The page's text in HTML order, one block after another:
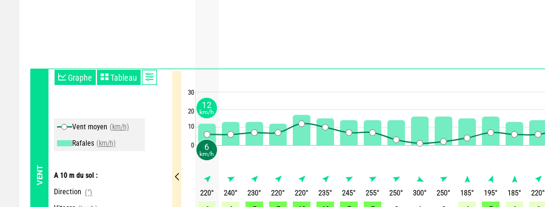
VENT
Graphe Tableau
Vent moyen (km/h)
Rafales (km/h)
A 10 m du sol :
Direction (°)
30
20
10
0
220° 240° 230° 220° 220° 235° 245° 255° 250° 300° 250° 185° 195° 185° 220°
6
km/h
12
km/h